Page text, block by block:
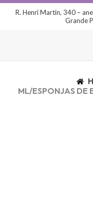
R. Henri Martin, 340 –
Grande
ML/ESPONJAS DE